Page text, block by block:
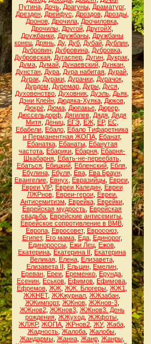
Путина, Дочь, Драгуны, Драматург,
Дрезден, Дрейфус Дроздов, Дрозды,
Дронов, Дрочила, Дрочиловка,
Дрочилы, Другой, ДругойХ,
Дружбанки, Дружбаны, Дружбаны
конец Дрянь Ду, Дуб Дубай Дублин
Дубровин, Дубровина, Дубровка,
Дубровская Дугаспер Дугин Дукрак
Дума, Думай, Дунаевский, Дункан,
Дунстан Дура Дура набитая Дурай
Дурак, Дураки, Дурачки, Дурачок,
Дурдом
Дуремар, Дуры, Дуся,
Духовенство Духовник Дуэль Дьяк
Дэни Клейн, Дюдяка-Хуяка, Дюков,
Дюкрё, Дюма, Дюпакье, Дюрер,
Дюссельдорф, Дягилев, Дядя, Дядя
Митя, Дёниц, ЕГЭ, ЕЖ, ЕР, ЕС,
Ебабели Ебало Ебало Тифаретника
и Перманентная ЖОПА, Ебанат,
Ебанатка, Ебанаты, Ебанутая
частота Ебарики Ебарня Ебарня-
Шкабарня, Ебать-не-переебать,
Ебаться Ебицкий Ебленский Ебля
Ебулина, Ебуля, Ева, Ева Браун,
Евангелие Евнух Евразийцы Евреи
Евреи VIP, Евреи Каледин, Евреи
ЛЖРнов, Евреи-герои, Евреи.
Антисемитизм
Еврейка, Еврейки,
Еврейская мудрость Еврейская
свадьба Еврейские антисемиты
Еврейское сопротивление в ВМВ
Европа, Евросовет, Евросоюз,
Египет, Его мама, Еда, Единорог,
Единороссы Ежи Лец Ежов
Екатерина Екатерина II
Екатерина
Великая, Елена, Елизавета,
Елизавета II
Ельцин, Емелин,
Ереван Ереи Еременко Ерунда
Есенин Еськов Ефимов Ефимова
Ефремов ЖЖ ЖЖ. Блогеры ЖЖ1
ЖЖНЕТ, ЖЖжурнал ЖЖзабан
ЖЖимпорт, ЖЖнов, ЖЖнов-3,
ЖЖнов2, ЖЖнов3, ЖЖнов3. День
рождения ЖЖуход ЖЖфоты
ЖЛЖР, ЖОПА ЖРнов2 ЖУ, Жаба
Жадность Жалоба Жалобы
Жандармы, Жанна, Жанр, Жанры,